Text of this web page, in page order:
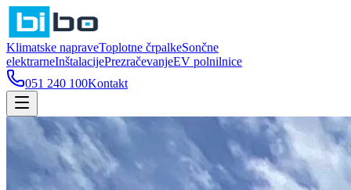
Klimatske napraveToplotne črpalkeSončne
elektrarneInštalacijePrezračevanjeEV polnilnice
051 240 100Kontakt